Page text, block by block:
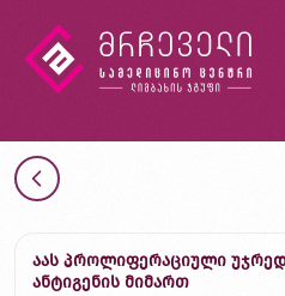
აას პროლიფერაციული უჯრედის ბირთვის
ანტიგენის მიმართ